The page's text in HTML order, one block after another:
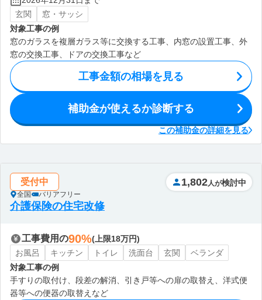
玄関
窓・サッシ
対象工事の例
窓のガラスを複層ガラス等に交換する工事、内窓の設置工事、外
窓の交換工事、ドアの交換工事など
工事金額の相場を見る
補助金が使えるか診断する
この補助金の詳細を見る
受付中
全国 バリアフリー
1,802 人が検討中
介護保険の住宅改修
工事費用の90%(上限18万円)
お風呂
キッチン トイレ 洗面台 玄関
ベランダ
対象工事の例
手すりの取付け、段差の解消、引き戸等への扉の取替え、洋式便
器等への便器の取替えなど